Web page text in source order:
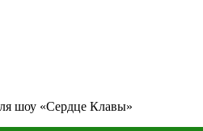
шоу «Сердце Клавы»